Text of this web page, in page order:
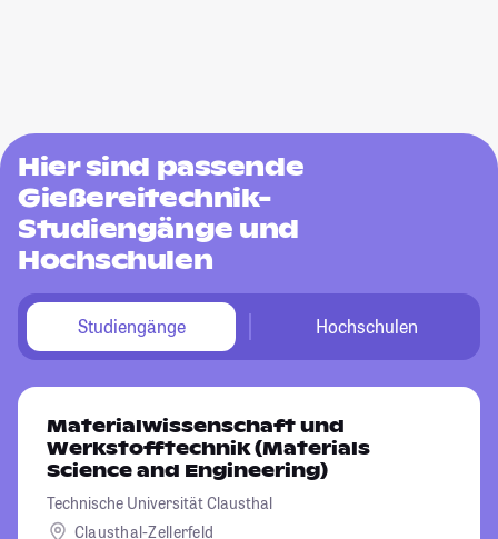
Hier sind passende
Gießereitechnik-
Studiengänge und
Hochschulen
Studiengänge Hochschulen
Materialwissenschaft und
Werkstofftechnik (Materials
Science and Engineering)
Technische Universität Clausthal
Clausthal-Zellerfeld